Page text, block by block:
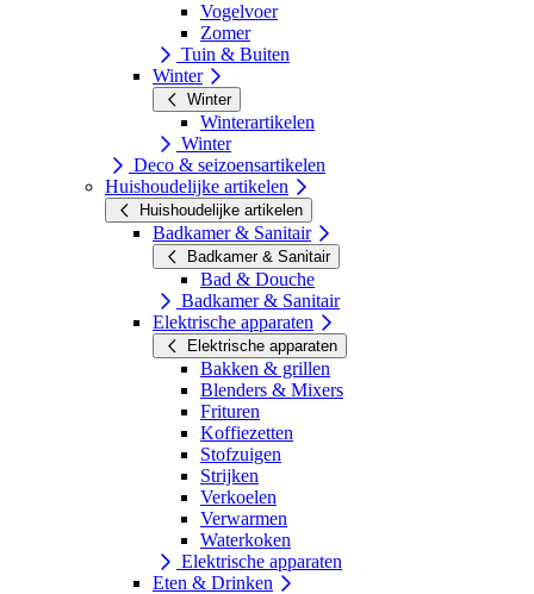
Vogelvoer
Zomer
Tuin & Buiten
Winter
Winter
Winterartikelen
Winter
Deco & seizoensartikelen
Huishoudelijke artikelen
Huishoudelijke artikelen
Badkamer & Sanitair
Badkamer & Sanitair
Bad & Douche
Badkamer & Sanitair
Elektrische apparaten
Elektrische apparaten
Bakken & grillen
Blenders & Mixers
Frituren
Koffiezetten
Stofzuigen
Strijken
Verkoelen
Verwarmen
Waterkoken
Elektrische apparaten
Eten & Drinken